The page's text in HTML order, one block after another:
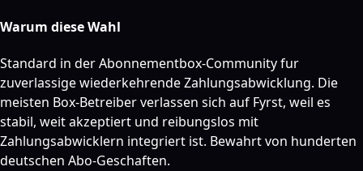
Warum diese Wahl
Standard in der Abonnementbox-Community fur
zuverlassige wiederkehrende Zahlungsabwicklung. Die
meisten Box-Betreiber verlassen sich auf Fyrst, weil es
stabil, weit akzeptiert und reibungslos mit
Zahlungsabwicklern integriert ist. Bewahrt von hunderten
deutschen Abo-Geschaften.